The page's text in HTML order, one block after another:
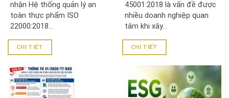
nhận Hệ thống quản lý an
toàn thực phẩm ISO
22000:2018...
CHI TIẾT
45001:2018 là vấn đề được
nhiều doanh nghiệp quan
tâm khi xây...
CHI TIẾT